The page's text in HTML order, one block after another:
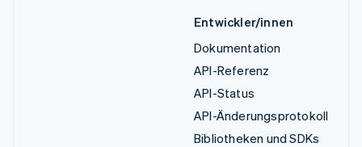
Entwickler/innen
Dokumentation
API-Referenz
API-Status
API-Änderungsprotokoll
Bibliotheken und SDKs